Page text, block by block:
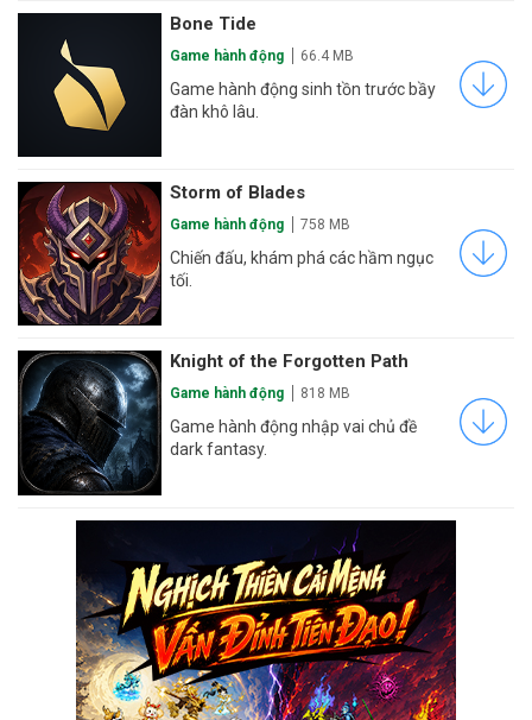
Bone Tide
Game hành động 66.4 MB
Game hành động sinh tồn trước bầy
đàn khô lâu.
Storm of Blades
Game hành động 758 MB
Chiến đấu, khám phá các hầm ngục
tối.
Knight of the Forgotten Path
Game hành động 818 MB
Game hành động nhập vai chủ đề
dark fantasy.